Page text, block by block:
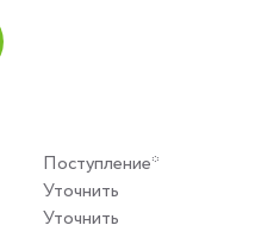
Поступление*
Уточнить
Уточнить